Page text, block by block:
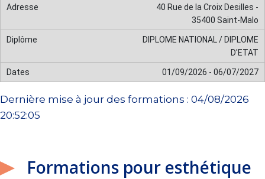
40 Rue de la Croix Desilles -
35400 Saint-Malo
DIPLOME NATIONAL / DIPLOME
D'ETAT
01/09/2026 - 06/07/2027
Dernière mise à jour des formations : 04/08/2026
20:52:05
Formations pour esthétique